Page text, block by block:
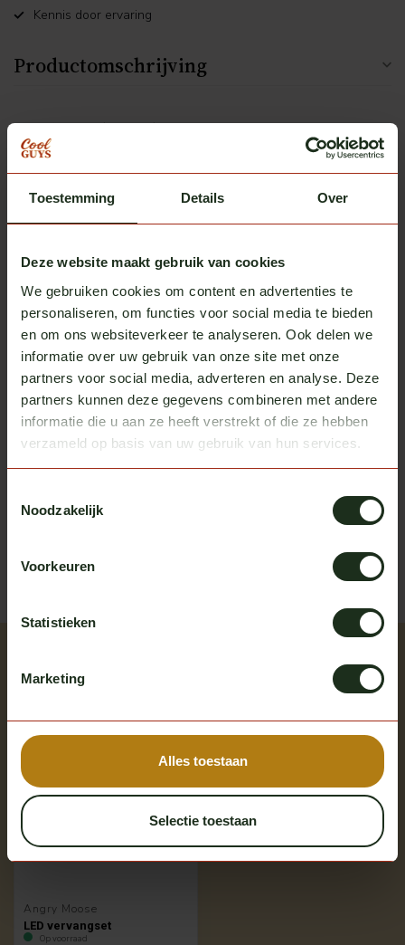
Toestemming Details Over
Deze website maakt gebruik van cookies
We gebruiken cookies om content en advertenties te
personaliseren, om functies voor social media te bieden
en om ons websiteverkeer te analyseren. Ook delen we
informatie over uw gebruik van onze site met onze
partners voor social media, adverteren en analyse. Deze
partners kunnen deze gegevens combineren met andere
informatie die u aan ze heeft verstrekt of die ze hebben
verzameld op basis van uw gebruik van hun services.
Noodzakelijk
Voorkeuren
Statistieken
Marketing
Alles toestaan
Selectie toestaan
Kennis door ervaring
Productomschrijving
Gerelateerde producten
Hella Rallye 3000 verstraler met
stadslicht
Hella
Hella Rallye 3003 verstraler met
stadslicht
Op voorraad
€89,00
Omnius
Retroline B225 verstraler
Op voorraad
€129,50
Heb je vragen over dit product?
Of heb je hulp nodig bij het bestellen? We helpen je
neem contact op met ons
Bekijk alle producten
Angry Moose
LED vervangset
Op voorraad